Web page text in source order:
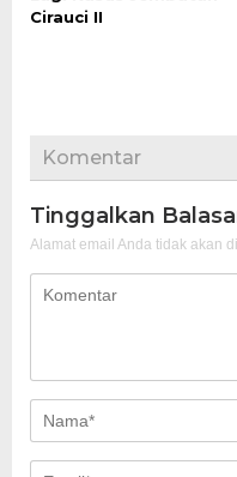
Cirauci II
Komentar
Tinggalkan
Alamat email Anda tidak akan